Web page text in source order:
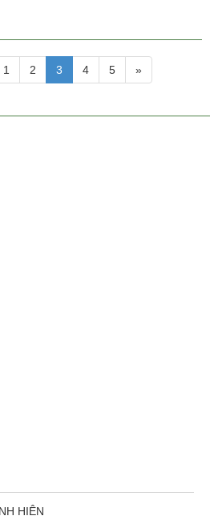
1 2 3 4 5 »
HIÊN